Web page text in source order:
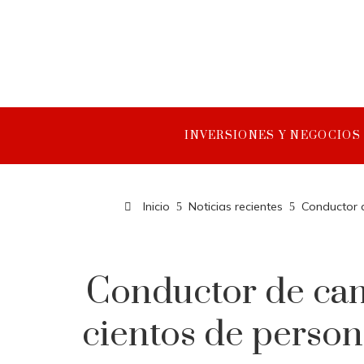
INVERSIONES Y NEGOCIOS
Inicio Noticias recientes Conductor
Conductor de
cientos de